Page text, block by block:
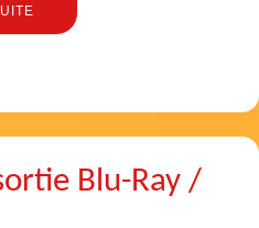
Blu-Ray /